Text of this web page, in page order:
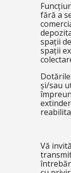
fără a
spații
spații
și/sau
Vă